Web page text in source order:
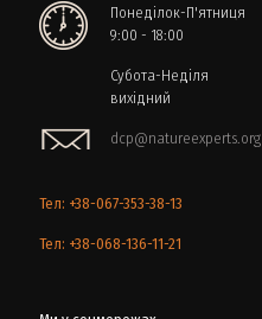
Понеділок-П'ятниця
9:00 - 18:00
Субота-Неділя
вихідний
dcp@natureexperts.org
Тел: +38-067-353-38-13
Тел: +38-068-136-11-21